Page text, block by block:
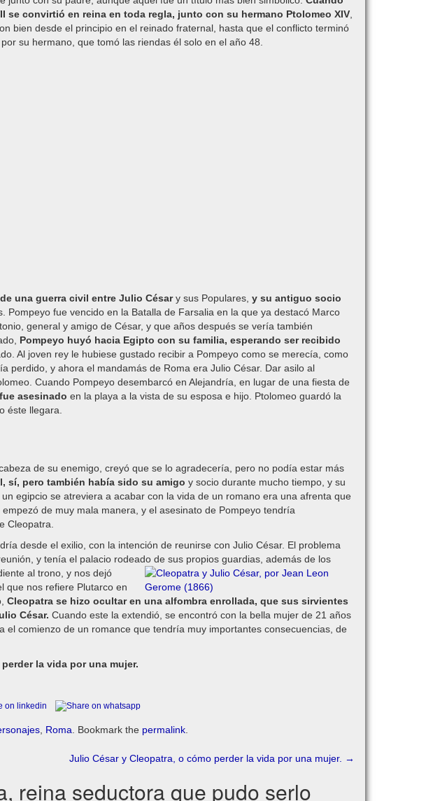
se convirtió en reina en toda regla, junto con su hermano Ptolomeo XIV,
bien desde el principio en el reinado fraternal, hasta que el conflicto terminó
su hermano, que tomó las riendas él solo en el año 48.
una guerra civil entre Julio Césary sus Populares, y su antiguo socio
Pompeyo fue vencido en la Batalla de Farsalia en la que ya destacó Marco
general y amigo de César, y que años después se vería también
Pompeyo huyó hacia Egipto con su familia, esperando ser recibido
Al joven rey le hubiese gustado recibir a Pompeyo como se merecía, como
perdido, y ahora el mandamás de Roma era Julio César. Dar asilo al
Cuando Pompeyo desembarcó en Alejandría, en lugar de una fiesta de
fue asesinado en la playa a la vista de su esposa e hijo. Ptolomeo guardó la
éste llegara.
de su enemigo, creyó que se lo agradecería, pero no podía estar más
sí, pero también había sido su amigo y socio durante mucho tiempo, y su
egipcio se atreviera a acabar con la vida de un romano era una afrenta que
de muy mala manera, y el asesinato de Pompeyo tendría
Cleopatra.
desde el exilio, con la intención de reunirse con Julio César. El problema
y tenía el palacio rodeado de sus propios guardias, además de los
al trono, y nos dejó
que nos refiere Plutarco en
Cleopatra se hizo ocultar en una alfombra enrollada, que sus sirvientes
César. Cuando este la extendió, se encontró con la bella mujer de 21 años
el comienzo de un romance que tendría muy importantes consecuencias, de
la vida por una mujer.
, Roma. Bookmark the permalink.
Julio César y Cleopatra, o cómo perder la vida por una mujer. →
reina seductora que pudo serlo